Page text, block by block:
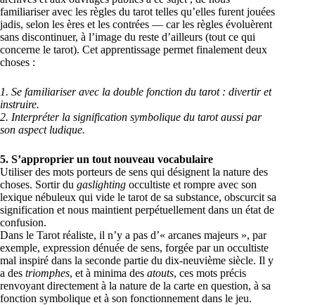
familiariser avec les règles du tarot telles qu’elles furent jouées
jadis, selon les ères et les contrées — car les règles évoluèrent
sans discontinuer, à l’image du reste d’ailleurs (tout ce qui
concerne le tarot). Cet apprentissage permet finalement deux
choses :
1. Se familiariser avec la double fonction du tarot : divertir et
instruire.
2. Interpréter la signification symbolique du tarot aussi par
son aspect ludique.
5. S’approprier un tout nouveau vocabulaire
Utiliser des mots porteurs de sens qui désignent la nature des
choses. Sortir du gaslighting occultiste et rompre avec son
lexique nébuleux qui vide le tarot de sa substance, obscurcit sa
signification et nous maintient perpétuellement dans un état de
confusion.
Dans le Tarot réaliste, il n’y a pas d’« arcanes majeurs », par
exemple, expression dénuée de sens, forgée par un occultiste
mal inspiré dans la seconde partie du dix-neuvième siècle. Il y
a des triomphes, et à minima des atouts, ces mots précis
renvoyant directement à la nature de la carte en question, à sa
fonction symbolique et à son fonctionnement dans le jeu.